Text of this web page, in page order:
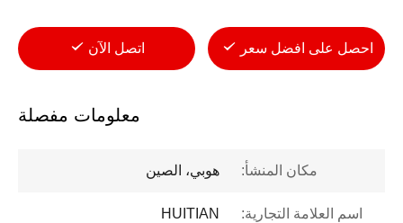
احصل على افضل سعر اتصل الآن
معلومات مفصلة
مكان المنشأ: هوبي، الصين
اسم العلامة التجارية: HUITIAN